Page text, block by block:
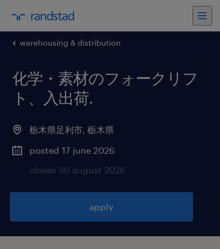
warehousing & distribution
化学・素材のフォークリフ
ト、入出荷.
栃木県足利市, 栃木県
posted 17 june 2026
closes 30 august 2026
apply